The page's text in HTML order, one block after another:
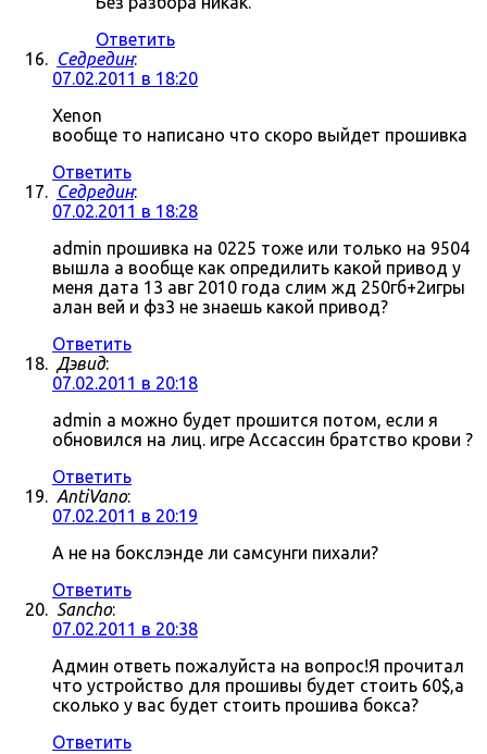
Ответить
Седредин:
07.02.2011 в 18:20
Xenon
вообще то написано что скоро выйдет прошивка
Ответить
Седредин:
07.02.2011 в 18:28
admin прошивка на 0225 тоже или только на 9504
вышла а вообще как опредилить какой привод у
меня дата 13 авг 2010 года слим жд 250гб+2игры
алан вей и фз3 не знаешь какой привод?
Ответить
Дэвид:
07.02.2011 в 20:18
admin а можно будет прошится потом, если я
обновился на лиц. игре Ассассин братство крови ?
Ответить
AntiVano:
07.02.2011 в 20:19
А не на бокслэнде ли самсунги пихали?
Ответить
Sancho:
07.02.2011 в 20:38
Админ ответь пожалуйста на вопрос!Я прочитал
что устройство для прошивы будет стоить 60$,а
сколько у вас будет стоить прошива бокса?
Ответить